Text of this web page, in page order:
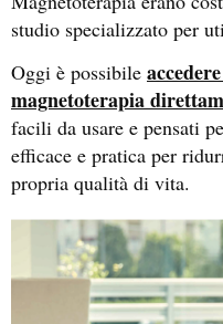
studio specializzato per
Oggi è possibile
magnetoterapia
facili da usare e pensati
efficace e pratica per
propria qualità di vita.